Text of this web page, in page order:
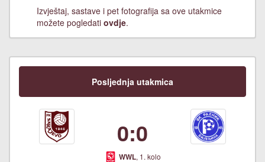
Izvještaj, sastave i pet fotografija sa ove utakmice
možete pogledati ovdje.
Posljednja utakmica
0:0
WWL, 1. kolo